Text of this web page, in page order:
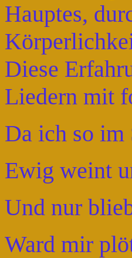
Hauptes,
Diese
Liedern mit
Da ich so
Ewig weint
Und nur
Ward mir